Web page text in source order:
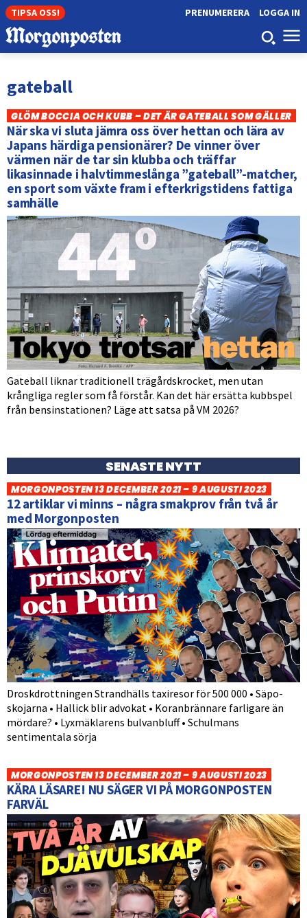
TIPSA OSS! LOGGA IN
PRENUMERERA
gateball
GLÖM BOCCIA OCH KUBB – DET ÄR GATEBALL SOM GÄLLER
När ska vi sluta jämra oss över hettan och lära av
Japans härdiga pensionärer? De vinner över
värmen när de tar sin klubba och träffar
likasinnade i halvtimmeslånga ”gateball”-matcher,
en sport som växte fram i efterkrigstidens fattiga
samhälle
Gateball liknar traditionell trägårdskrocket, men utan
krångliga regler som få förstår. Kan det här ersätta kubbspel
från bensinstationen? Läge att satsa på VM 2026?
SENASTE NYTT
MORGONPOSTEN 13 DECEMBER 2021 – 9 AUGUSTI 2023
12 artiklar vi minns – några smakprov från två år
med Morgonposten
Droskdrottningen Strandhälls taxiresor för 500 000 • Säpo-
skojarna • Hallick blir advokat • Koranbrännare farligare än
mördare? • Lyxmäklarens bulvanbluff • Schulmans
sentimentala sörja
MORGONPOSTEN 13 DECEMBER 2021 – 9 AUGUSTI 2023
KÄRA LÄSARE! NU SÄGER VI PÅ MORGONPOSTEN
FARVÄL